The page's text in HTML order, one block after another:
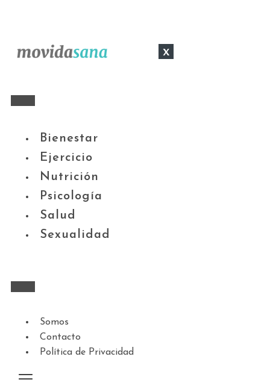
x
Bienestar
Ejercicio
Nutrición
Psicología
Salud
Sexualidad
Somos
Contacto
Política de Privacidad